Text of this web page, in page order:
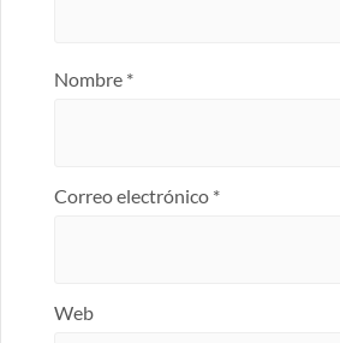
Nombre *
Correo electrónico *
Web